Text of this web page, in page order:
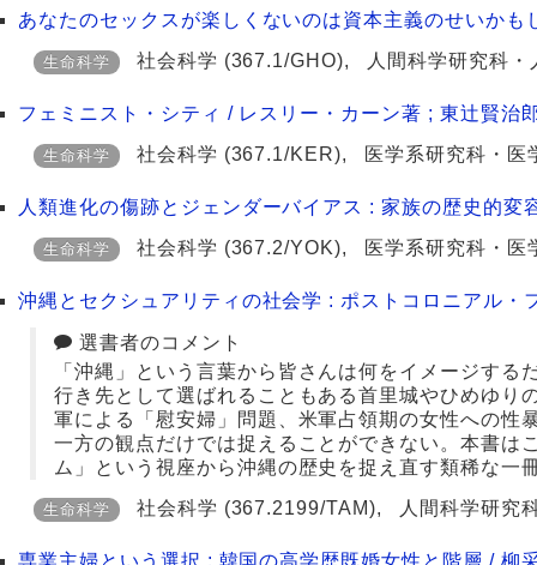
あなたのセックスが楽しくないのは資本主義のせいか
生命科学 社会科学 (367.1/GHO), 人間科学研究科・
フェミニスト・シティ / レスリー・カーン著 ; 東辻賢治
生命科学 社会科学 (367.1/KER), 医学系研究科・医
人類進化の傷跡とジェンダーバイアス : 家族の歴史的変
生命科学 社会科学 (367.2/YOK), 医学系研究科・医
沖縄とセクシュアリティの社会学 : ポストコロニアル
選書者のコメント
「沖縄」という言葉から皆さんは何をイメージす
行き先として選ばれることもある首里城やひめゆり
軍による「慰安婦」問題、米軍占領期の女性への性
一方の観点だけでは捉えることができない。本書は
ム」という視座から沖縄の歴史を捉え直す類稀な一
生命科学 社会科学 (367.2199/TAM), 人間科学研究
専業主婦という選択 : 韓国の高学歴既婚女性と階層 / 柳